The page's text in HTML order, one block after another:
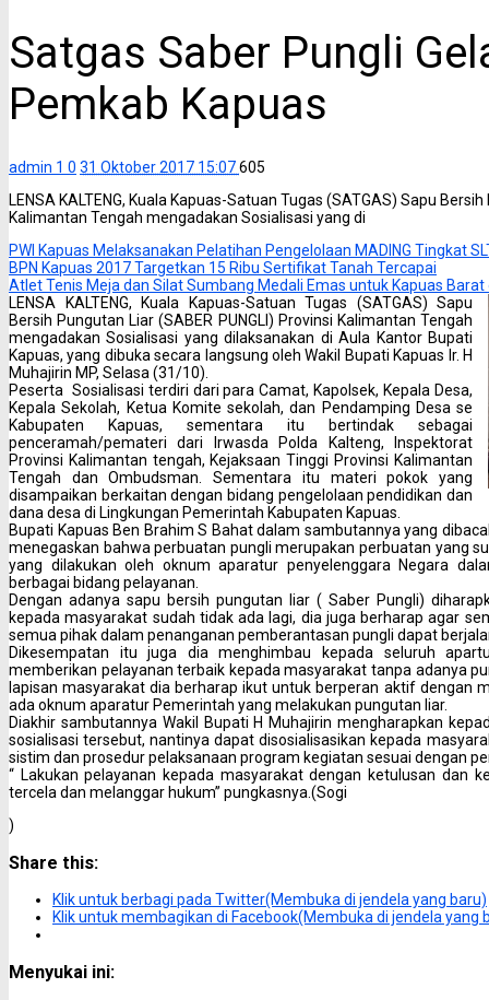
Satgas Saber Pungli
Pemkab Kapuas
admin 1 0 31 Oktober 2017 15:07605
LENSA KALTENG, Kuala Kapuas-Satuan Tugas (SATGAS) Sapu
Kalimantan Tengah mengadakan Sosialisasi yang di
PWI Kapuas Melaksanakan Pelatihan Pengelolaan MADING Tingkat
BPN Kapuas 2017 Targetkan 15 Ribu Sertifikat Tanah Tercapai
Atlet Tenis Meja dan Silat Sumbang Medali Emas untuk Kapuas Barat
LENSA KALTENG, Kuala Kapuas-Satuan Tugas (SATGAS) Sapu
Bersih Pungutan Liar (SABER PUNGLI) Provinsi Kalimantan Tengah
mengadakan Sosialisasi yang dilaksanakan di Aula Kantor Bupati
Kapuas, yang dibuka secara langsung oleh Wakil Bupati Kapuas Ir. H
Muhajirin MP, Selasa (31/10).
Peserta Sosialisasi terdiri dari para Camat, Kapolsek, Kepala Desa,
Kepala Sekolah, Ketua Komite sekolah, dan Pendamping Desa se
Kabupaten Kapuas, sementara itu bertindak sebagai
penceramah/pemateri dari Irwasda Polda Kalteng, Inspektorat
Provinsi Kalimantan tengah, Kejaksaan Tinggi Provinsi Kalimantan
Tengah dan Ombudsman. Sementara itu materi pokok yang
disampaikan berkaitan dengan bidang pengelolaan pendidikan dan
dana desa di Lingkungan Pemerintah Kabupaten Kapuas.
Bupati Kapuas Ben Brahim S Bahat dalam sambutannya yang
menegaskan bahwa perbuatan pungli merupakan perbuatan yang
yang dilakukan oleh oknum aparatur penyelenggara Negara
berbagai bidang pelayanan.
Dengan adanya sapu bersih pungutan liar ( Saber Pungli)
kepada masyarakat sudah tidak ada lagi, dia juga berharap agar
semua pihak dalam penanganan pemberantasan pungli dapat
Dikesempatan itu juga dia menghimbau kepada seluruh
memberikan pelayanan terbaik kepada masyarakat tanpa adanya
lapisan masyarakat dia berharap ikut untuk berperan aktif dengan
ada oknum aparatur Pemerintah yang melakukan pungutan liar.
Diakhir sambutannya Wakil Bupati H Muhajirin mengharapkan
sosialisasi tersebut, nantinya dapat disosialisasikan kepada
sistim dan prosedur pelaksanaan program kegiatan sesuai dengan
“ Lakukan pelayanan kepada masyarakat dengan ketulusan dan
tercela dan melanggar hukum” pungkasnya.(Sogi
)
Share this:
Klik untuk berbagi pada Twitter(Membuka di jendela yang baru)
Klik untuk membagikan di Facebook(Membuka di jendela yang
Menyukai ini: